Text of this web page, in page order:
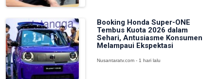
Booking Honda Super-ONE
Tembus Kuota 2026 dalam
Sehari, Antusiasme Konsumen
Melampaui Ekspektasi
Nusantaratv.com - 1 hari lalu